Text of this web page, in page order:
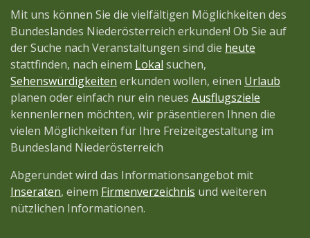
Mit uns können Sie die vielfältigen Möglichkeiten des
Bundeslandes Niederösterreich erkunden! Ob Sie auf
der Suche nach Veranstaltungen sind die heute
stattfinden, nach einem Lokal suchen,
Sehenswürdigkeiten erkunden wollen, einen Urlaub
planen oder einfach nur ein neues Ausflugsziele
kennenlernen möchten, wir präsentieren Ihnen die
vielen Möglichkeiten für Ihre Freizeitgestaltung im
Bundesland Niederösterreich
Abgerundet wird das Informationsangebot mit
Inseraten, einem Firmenverzeichnis und weiteren
nützlichen Informationen.